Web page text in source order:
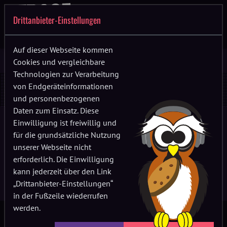
Mitgliederbereich
Passwort
Anmelden
Drittanbieter-Einstellungen
Auf dieser Webseite kommen
Cookies und vergleichbare
Technologien zur Verarbeitung
von Endgeräteinformationen
und personenbezogenen
Daten zum Einsatz. Diese
Einwilligung ist freiwillig und
für die grundsätzliche Nutzung
unserer Webseite nicht
erforderlich. Die Einwilligung
kann jederzeit über den Link
„Drittanbieter-Einstellungen“
in der Fußzeile wiederrufen
werden.